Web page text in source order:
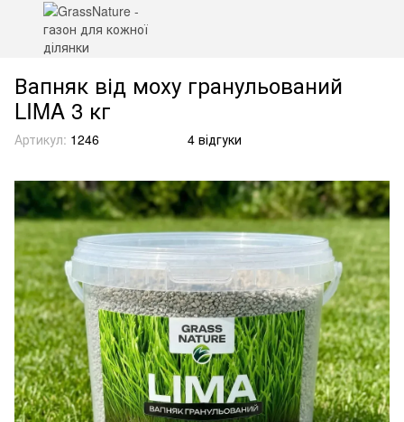
Вапняк від моху гранульований
LIMA 3 кг
Артикул: 1246 4 відгуки